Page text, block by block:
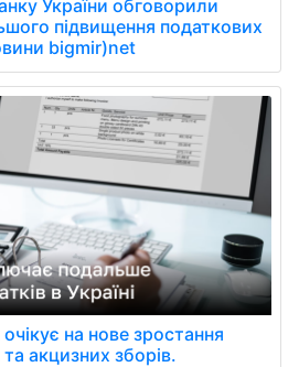
України обговорили
підвищення податкових
bigmir)net
на нове зростання
акцизних зборів.